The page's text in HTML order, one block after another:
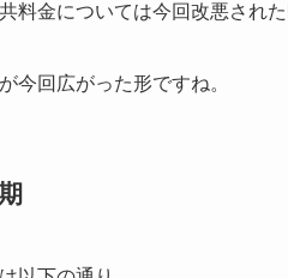
料金については今回改悪され
今回広がった形ですね。